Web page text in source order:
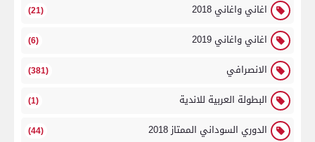
اغاني واغاني 2018 (21)
اغاني واغاني 2019 (6)
الانصرافي (381)
البطولة العربية للاندية (1)
الدوري السوداني الممتاز 2018 (44)